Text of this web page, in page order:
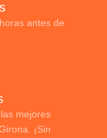
antes de
mejores
¡Sin